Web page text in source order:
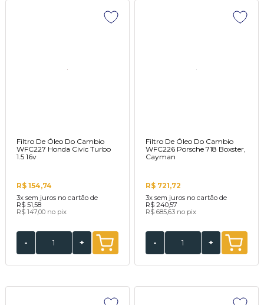
Filtro De Óleo Do Cambio
WFC227 Honda Civic Turbo
1.5 16v
R$ 154,74
3x sem juros no cartão de
R$ 51,58
R$ 147,00 no pix
- +
Filtro De Óleo Do Cambio
WFC226 Porsche 718 Boxster,
Cayman
R$ 721,72
3x sem juros no cartão de
R$ 240,57
R$ 685,63 no pix
- +